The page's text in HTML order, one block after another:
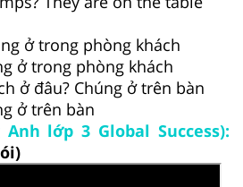
ở trong phòng khách
ở trong phòng khách
ở đâu? Chúng ở trên bàn
ở trên bàn
lớp 3 Global Success):